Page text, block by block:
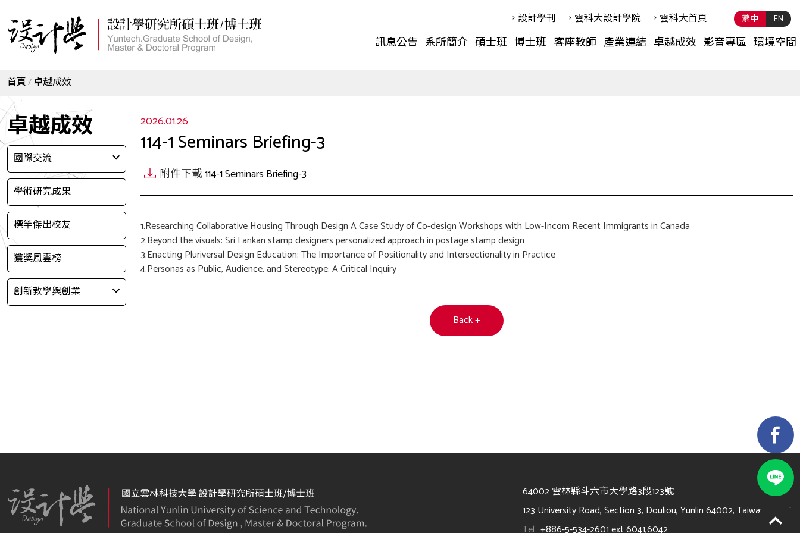
繁中 EN
訊息公告 系所簡介 碩士班 博士班 客座教師 產業連結 卓越成效 影音專區 環境空間
設計學刊 雲科⼤設計學院 雲科⼤首頁
首頁 卓越成效
卓越成效
國際交流
學術研究成果
標竿傑出校友
獲獎風雲榜
創新教學與創業
2026.01.26
114-1 Seminars Briefing-3
附件下載114-1 Seminars Briefing-3
1.Researching Collaborative Housing Through Design A Case Study of Co-design Workshops with Low-Incom Recent Immigrants in Canada
2.Beyond the visuals: Sri Lankan stamp designers personalized approach in postage stamp design
3.Enacting Pluriversal Design Education: The Importance of Positionality and Intersectionality in Practice
4.Personas as Public, Audience, and Stereotype: A Critical Inquiry
Back +
64002 雲林縣斗六市大學路3段123號
123 University Road, Section 3, Douliou, Yunlin 64002, Taiwan, R.O.C.
Tel +886-5-534-2601 ext 6041,6042